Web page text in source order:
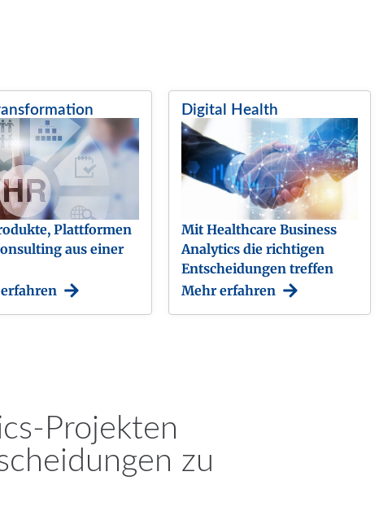
Plattformen
aus einer
Digital Health
Mit Healthcare Business
Analytics die richtigen
Entscheidungen treffen
Mehr erfahren
Projekten
zu